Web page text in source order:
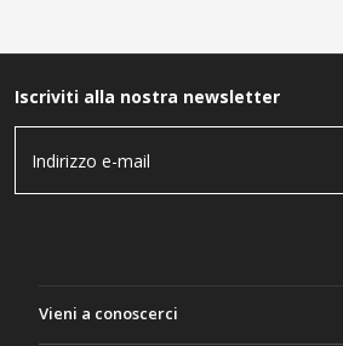
Iscriviti alla nostra newsletter
Vieni a conoscerci